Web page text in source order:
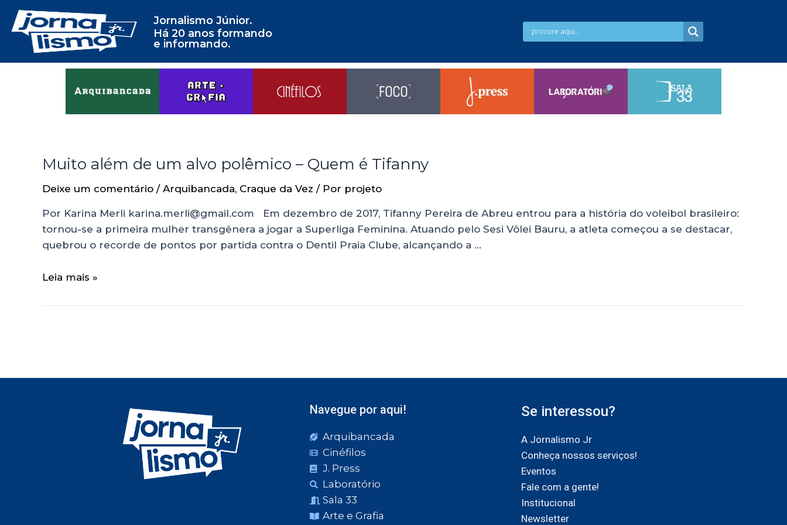
Jornalismo Júnior.
Há 20 anos formando
e informando.
Muito além de um alvo polêmico – Quem é Tifanny
Deixe um comentário / Arquibancada, Craque da Vez / Por projeto
Por Karina Merli karina.merli@gmail.com Em dezembro de 2017, Tifanny Pereira de Abreu entrou para a história do voleibol brasileiro:
tornou-se a primeira mulher transgênera a jogar a Superliga Feminina. Atuando pelo Sesi Vôlei Bauru, a atleta começou a se destacar,
quebrou o recorde de pontos por partida contra o Dentil Praia Clube, alcançando a …
Leia mais »
Navegue por aqui!
Arquibancada
Cinéfilos
J. Press
Laboratório
Sala 33
Arte e Grafia
Se interessou?
A Jornalismo Jr
Conheça nossos serviços!
Eventos
Fale com a gente!
Institucional
Newsletter